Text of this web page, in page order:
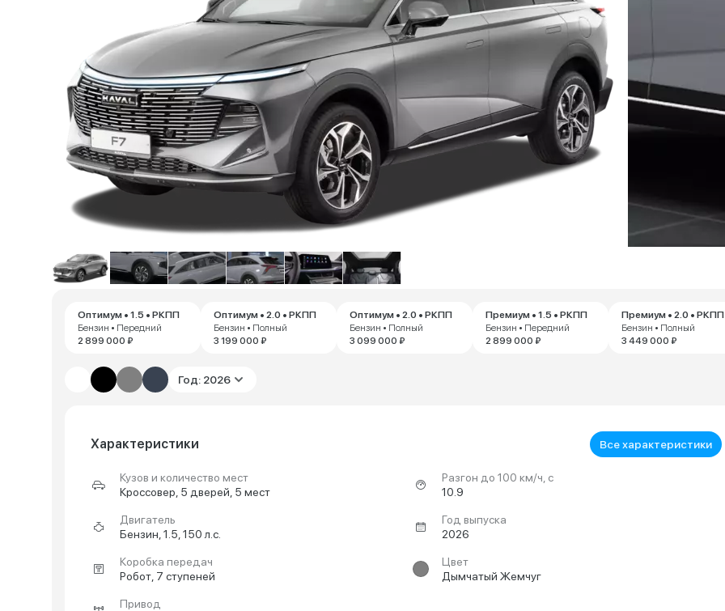
Оптимум • 1.5 • РКПП
Бензин • Передний
2 899 000 ₽
Оптимум • 2.0 • РКПП
Бензин • Полный
3 199 000 ₽
Оптимум • 2.0 • РКПП
Бензин • Полный
3 099 000 ₽
Премиум • 1.5 • РКПП
Бензин • Передний
2 899 000 ₽
Премиум • 2.0 • РКПП
Бензин • Полный
3 449 000 ₽
Год: 2026
Характеристики Все характеристики
Кузов и количество мест
Кроссовер, 5 дверей, 5 мест
Двигатель
Бензин, 1.5, 150 л.с.
Коробка передач
Робот, 7 ступеней
Привод
Разгон до 100 км/ч, с
10.9
Год выпуска
2026
Цвет
Дымчатый Жемчуг